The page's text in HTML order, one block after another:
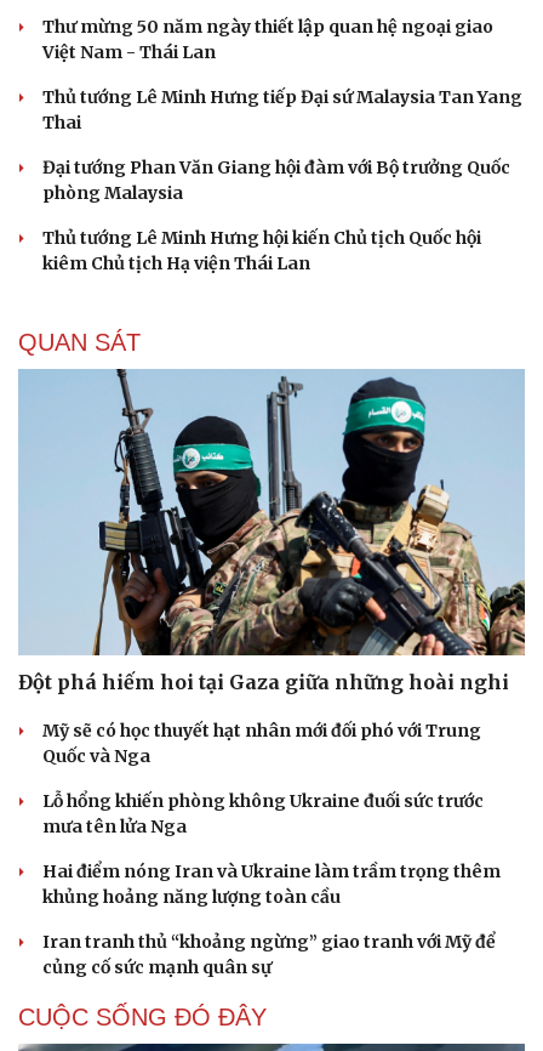
Thư mừng 50 năm ngày thiết lập quan hệ ngoại giao
Việt Nam - Thái Lan
Thủ tướng Lê Minh Hưng tiếp Đại sứ Malaysia Tan Yang
Thai
Đại tướng Phan Văn Giang hội đàm với Bộ trưởng Quốc
phòng Malaysia
Thủ tướng Lê Minh Hưng hội kiến Chủ tịch Quốc hội
kiêm Chủ tịch Hạ viện Thái Lan
QUAN SÁT
Đột phá hiếm hoi tại Gaza giữa những hoài nghi
Mỹ sẽ có học thuyết hạt nhân mới đối phó với Trung
Quốc và Nga
Lỗ hổng khiến phòng không Ukraine đuối sức trước
mưa tên lửa Nga
Hai điểm nóng Iran và Ukraine làm trầm trọng thêm
khủng hoảng năng lượng toàn cầu
Iran tranh thủ “khoảng ngừng” giao tranh với Mỹ để
củng cố sức mạnh quân sự
CUỘC SỐNG ĐÓ ĐÂY